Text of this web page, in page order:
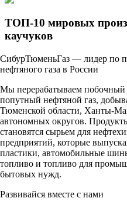
ТОП-10 мировых
каучуков
СибурТюменьГаз — лидер по
нефтяного газа в России
Мы перерабатываем
попутный нефтяной газ,
Тюменской области, Ханты-
автономных округов.
становятся сырьем для
предприятий, которые
пластики, автомобильные
топливо и топливо для
бытовых нужд.
Развивайся вместе с нами